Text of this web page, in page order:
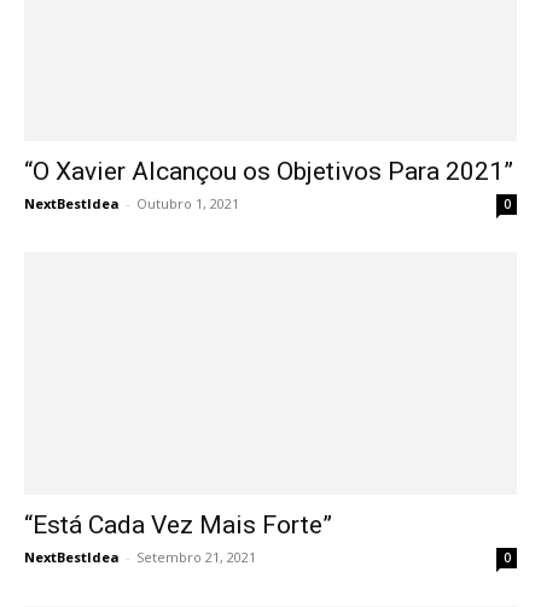
“O Xavier Alcançou os Objetivos Para 2021”
NextBestIdea - Outubro 1, 2021 0
“Está Cada Vez Mais Forte”
NextBestIdea - Setembro 21, 2021 0